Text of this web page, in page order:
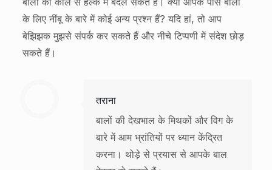
के लिए नींबू के बारे में कोई अन्य प्रश्न हैं? यदि हां, तो आप
बेझिझक मुझसे संपर्क कर सकते हैं और नीचे टिप्पणी में संदेश छोड़
सकते हैं।
तराना
बालों की देखभाल के मिथकों और विग के
बारे में आम भ्रांतियों पर ध्यान केंद्रित
करना। थोड़े से प्रयास से आपके बाल